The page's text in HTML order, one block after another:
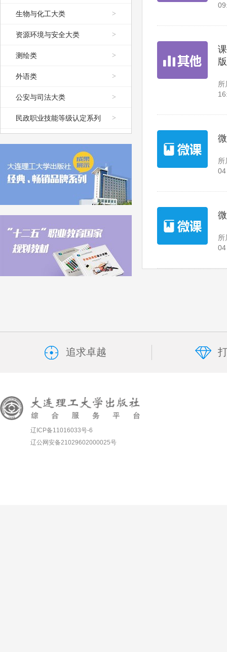
生物与化工大类 >
资源环境与安全大类 >
测绘类 >
外语类 >
公安与司法大类 >
民政职业技能等级认定系列 >
所
所
所
追求卓越
辽ICP备11016033号-6
辽公网安备21029602000025号